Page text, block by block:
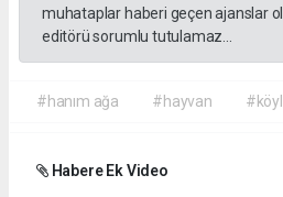
muhataplar haberi geçen ajanslar
editörü sorumlu tutulamaz...
#hanım ağa #hayvan
Habere Ek Video